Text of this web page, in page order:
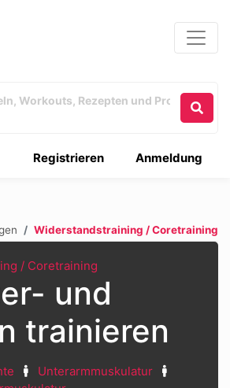
Anmeldung
Registrieren
Widerstandstraining / Coretraining
/ Coretraining
und
trainieren
Unterarmmuskulatur